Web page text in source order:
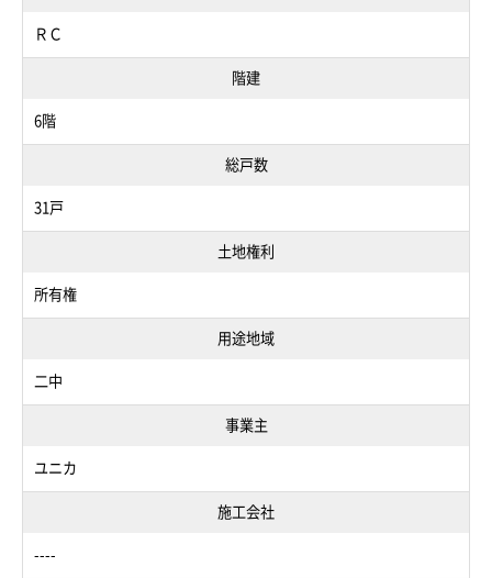
ＲＣ
階建
6階
総戸数
31戸
土地権利
所有権
用途地域
二中
事業主
ユニカ
施工会社
----